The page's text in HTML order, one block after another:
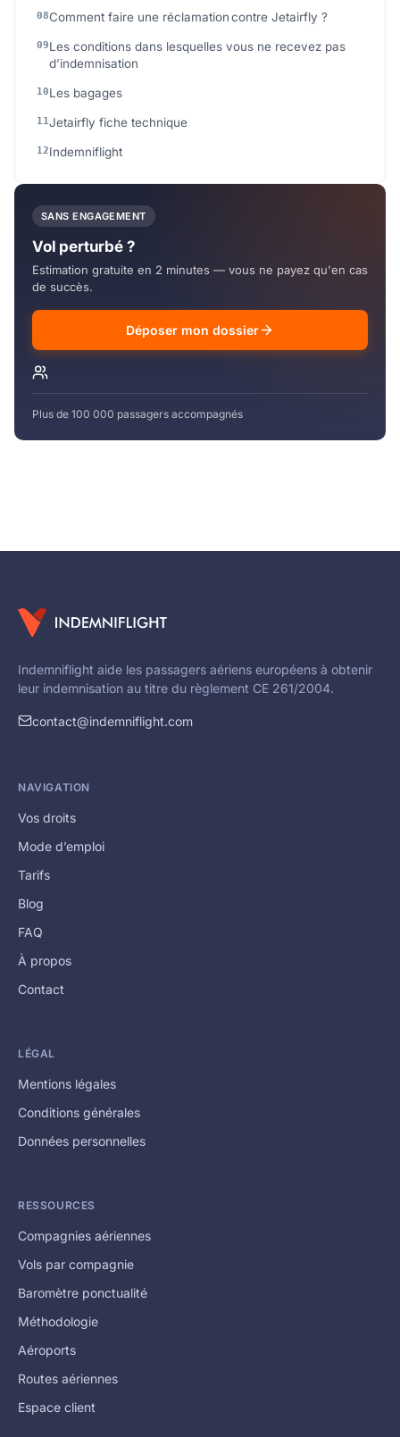
Comment faire une réclamation contre Jetairfly ?
Les conditions dans lesquelles vous ne recevez pas
d’indemnisation
Les bagages
Jetairfly fiche technique
Indemniflight
SANS ENGAGEMENT
Vol perturbé ?
Estimation gratuite en 2 minutes — vous ne payez qu'en cas
de succès.
Déposer mon dossier
Plus de 100 000 passagers accompagnés
Indemniflight aide les passagers aériens européens à obtenir
leur indemnisation au titre du règlement CE 261/2004.
contact@indemniflight.com
NAVIGATION
Vos droits
Mode d’emploi
Tarifs
Blog
FAQ
À propos
Contact
LÉGAL
Mentions légales
Conditions générales
Données personnelles
RESSOURCES
Compagnies aériennes
Vols par compagnie
Baromètre ponctualité
Méthodologie
Aéroports
Routes aériennes
Espace client